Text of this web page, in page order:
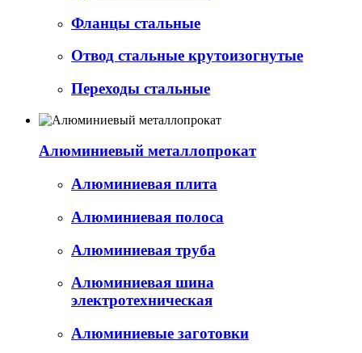
Фланцы стальные
Отвод стальные крутоизогнутые
Переходы стальные
Алюминиевый металлопрокат
Алюминиевая плита
Алюминиевая полоса
Алюминиевая труба
Алюминиевая шина
электротехническая
Алюминиевые заготовки